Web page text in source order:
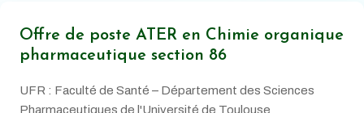
Offre de poste ATER en Chimie organique
pharmaceutique section 86
UFR : Faculté de Santé – Département des Sciences
Pharmaceutiques de l'Université de Toulouse